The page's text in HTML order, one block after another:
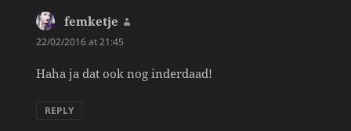
femketje
22/02/2016 at 21:45
Haha ja dat ook nog inderdaad!
REPLY